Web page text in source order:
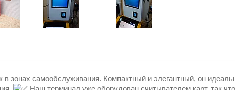
зонах самообслуживания. Компактный и элегантный, он